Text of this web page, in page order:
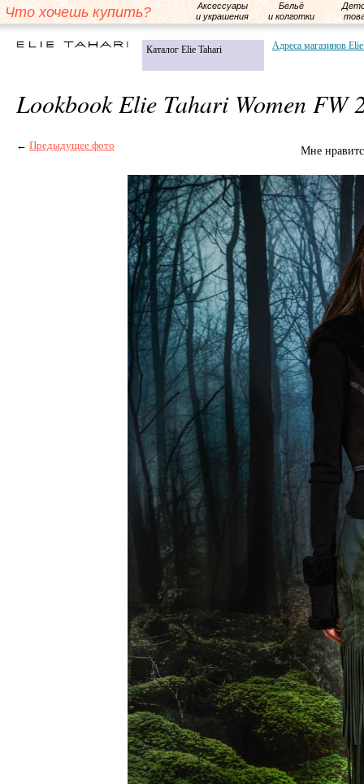
Что хочешь купить?
Аксессуары
и украшения
Бельё
и колготки
Каталог Elie Tahari Адреса магазинов
Lookbook Elie Tahari Women FW
← Предыдущее фото Мне